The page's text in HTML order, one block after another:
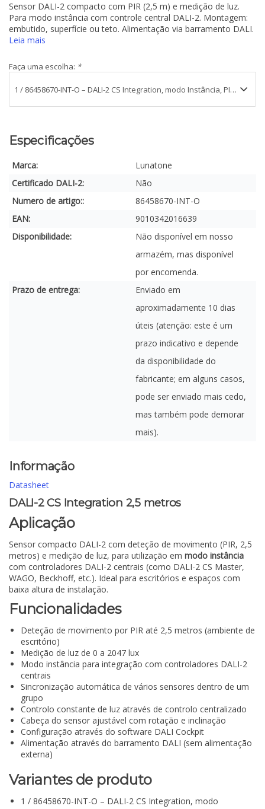
Sensor DALI-2 compacto com PIR (2,5 m) e medição de luz.
Para modo instância com controle central DALI-2. Montagem:
embutido, superfície ou teto. Alimentação via barramento DALI.
Leia mais
Faça uma escolha: *
Especificações
Marca:
Lunatone
Certificado DALI-2:
Não
Numero de artigo::
86458670-INT-O
EAN:
9010342016639
Disponibilidade:
Não disponível em nosso
armazém, mas disponível
por encomenda.
Prazo de entrega:
Enviado em
aproximadamente 10 dias
úteis (atenção: este é um
prazo indicativo e depende
da disponibilidade do
fabricante; em alguns casos,
pode ser enviado mais cedo,
mas também pode demorar
mais).
Informação
Datasheet
DALI-2 CS Integration 2,5 metros
Aplicação
Sensor compacto DALI-2 com deteção de movimento (PIR, 2,5
metros) e medição de luz, para utilização em modo instância
com controladores DALI-2 centrais (como DALI-2 CS Master,
WAGO, Beckhoff, etc.). Ideal para escritórios e espaços com
baixa altura de instalação.
Funcionalidades
Deteção de movimento por PIR até 2,5 metros (ambiente de
escritório)
Medição de luz de 0 a 2047 lux
Modo instância para integração com controladores DALI-2
centrais
Sincronização automática de vários sensores dentro de um
grupo
Controlo constante de luz através de controlo centralizado
Cabeça do sensor ajustável com rotação e inclinação
Configuração através do software DALI Cockpit
Alimentação através do barramento DALI (sem alimentação
externa)
Variantes de produto
1 / 86458670-INT-O – DALI-2 CS Integration, modo